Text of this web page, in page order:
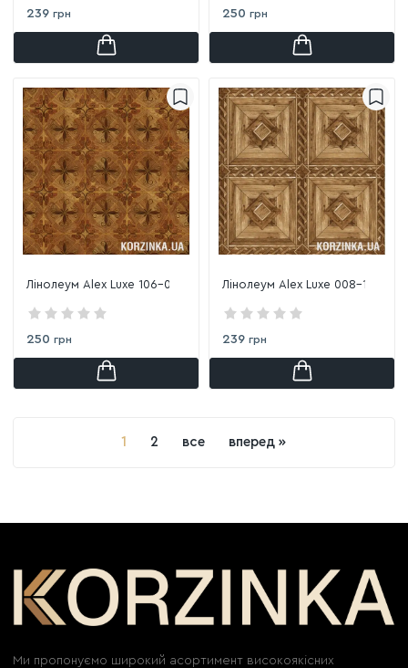
239 грн 250 грн
Лінолеум Alex Luxe 106-0
250 грн
Лінолеум Alex Luxe 008-1
239 грн
1 2 все вперед »
Ми пропонуємо широкий асортимент високоякісних